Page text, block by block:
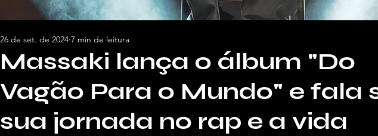
Massaki lança o álbum "Do
Vagão Para o Mundo" e fala
sua jornada no rap e a vida
26 de set. de 2024 7 min de leitura